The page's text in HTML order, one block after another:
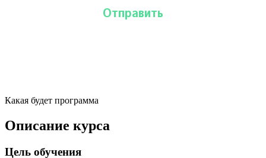
Какая будет программа
Описание курса
Цель обучения